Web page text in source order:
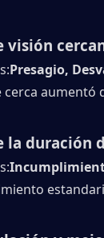
visión
Presagio,
cerca aumentó
la duración